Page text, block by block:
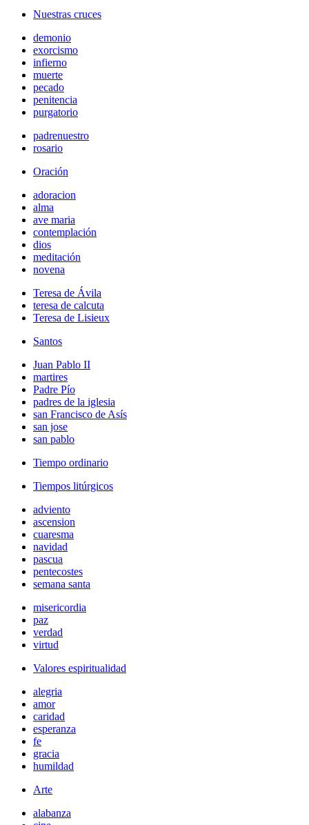
Nuestras cruces
demonio
exorcismo
infierno
muerte
pecado
penitencia
purgatorio
padrenuestro
rosario
Oración
adoracion
alma
ave maria
contemplación
dios
meditación
novena
Teresa de Ávila
teresa de calcuta
Teresa de Lisieux
Santos
Juan Pablo II
martires
Padre Pío
padres de la iglesia
san Francisco de Asís
san jose
san pablo
Tiempo ordinario
Tiempos litúrgicos
adviento
ascension
cuaresma
navidad
pascua
pentecostes
semana santa
misericordia
paz
verdad
virtud
Valores espiritualidad
alegria
amor
caridad
esperanza
fe
gracia
humildad
Arte
alabanza